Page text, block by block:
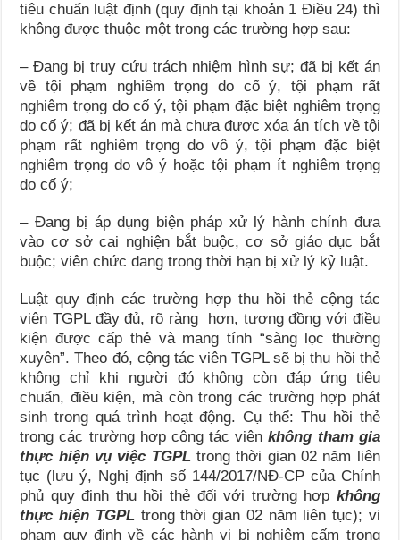
tiêu chuẩn luật định (quy định tại khoản 1 Điều 24) thì
không được thuộc một trong các trường hợp sau:
– Đang bị truy cứu trách nhiệm hình sự; đã bị kết án
về tội phạm nghiêm trọng do cố ý, tội phạm rất
nghiêm trọng do cố ý, tội phạm đặc biệt nghiêm trọng
do cố ý; đã bị kết án mà chưa được xóa án tích về tội
phạm rất nghiêm trọng do vô ý, tội phạm đặc biệt
nghiêm trọng do vô ý hoặc tội phạm ít nghiêm trọng
do cố ý;
– Đang bị áp dụng biện pháp xử lý hành chính đưa
vào cơ sở cai nghiện bắt buộc, cơ sở giáo dục bắt
buộc; viên chức đang trong thời hạn bị xử lý kỷ luật.
Luật quy định các trường hợp thu hồi thẻ cộng tác
viên TGPL đầy đủ, rõ ràng hơn, tương đồng với điều
kiện được cấp thẻ và mang tính “sàng lọc thường
xuyên”. Theo đó, cộng tác viên TGPL sẽ bị thu hồi thẻ
không chỉ khi người đó không còn đáp ứng tiêu
chuẩn, điều kiện, mà còn trong các trường hợp phát
sinh trong quá trình hoạt động. Cụ thể: Thu hồi thẻ
trong các trường hợp cộng tác viênkhông tham gia
thực hiện vụ việc TGPL trong thời gian 02 năm liên
tục (lưu ý, Nghị định số 144/2017/NĐ-CP của Chính
phủ quy định thu hồi thẻ đối với trường hợp không
thực hiện TGPL trong thời gian 02 năm liên tục); vi
phạm quy định về các hành vi bị nghiêm cấm trong